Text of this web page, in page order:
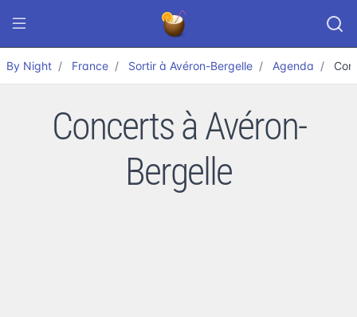
By Night France Sortir à Avéron-Bergelle Agenda
Concerts à Avéron-
Bergelle